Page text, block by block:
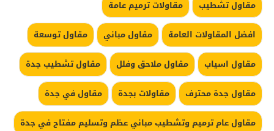
مقاول تشطيب
مقاولات ترميم عامة
افضل المقاولات العامة
مقاول مباني
مقاول توسعة
مقاول اسياب
مقاول ملاحق وفلل
مقاول تشطيب جدة
مقاول جدة محترف
مقاولات بجدة
مقاول في جدة
مقاول عام ترميم وتشطيب مباني عظم وتسليم مفتاح في جدة